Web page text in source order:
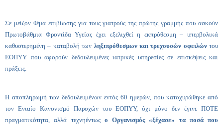
Σε μείζον θέμα επιβίωσης για τους γιατρούς της πρώτης γραμμής που ασκούν
Πρωτοβάθμια Φροντίδα Υγείας έχει εξελιχθεί η εκπρόθεσμη – υπερβολικά
καθυστερημένη – καταβολή των ληξιπρόθεσμων και τρεχουσών οφειλώντου
ΕΟΠΥΥ που αφορούν δεδουλευμένες ιατρικές υπηρεσίες σε επισκέψεις και
πράξεις.
Η αποπληρωμή των δεδουλευμένων εντός 60 ημερών, που κατοχυρώθηκε από
τον Ενιαίο Κανονισμό Παροχών του ΕΟΠΥΥ, όχι μόνο δεν έγινε ΠΟΤΕ
πραγματικότητα, αλλά τεχνηέντως ο Οργανισμός «ξέχασε» τα ποσά που